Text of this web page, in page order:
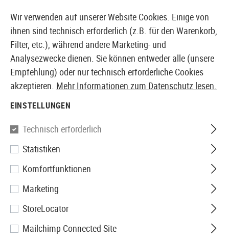
EUROPÄISCHER AIRSOFT SHOP & GROßHÄNDLER
KRYTAC
150 Produkte
SALE
Wir verwenden auf unserer Website Cookies. Einige von
ihnen sind technisch erforderlich (z.B. für den Warenkorb,
Filter, etc.), während andere Marketing- und
Analysezwecke dienen. Sie können entweder alle (unsere
Empfehlung) oder nur technisch erforderliche Cookies
akzeptieren. Mehr Informationen zum Datenschutz lesen.
EINSTELLUNGEN
Technisch erforderlich
Statistiken
Komfortfunktionen
Marketing
StoreLocator
Mailchimp Connected Site